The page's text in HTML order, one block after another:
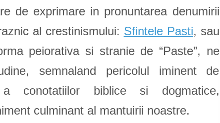
de exprimare in pronuntarea denumirii
al crestinismului: Sfintele Pasti, sau
peiorativa si stranie de “Paste”, ne
semnaland pericolul iminent de
conotatiilor biblice si dogmatice,
culminant al mantuirii noastre.